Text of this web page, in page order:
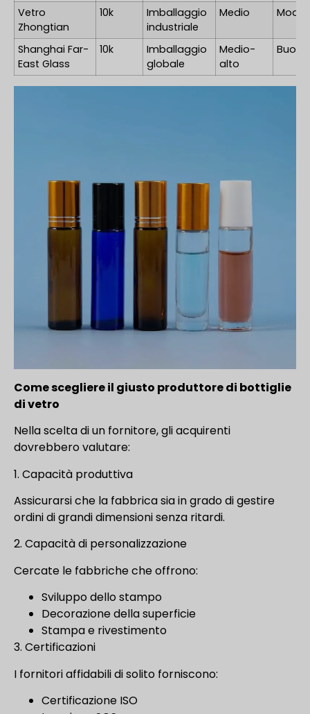
Vetro
Zhongtian
10k
Imballaggio
industriale
Medio
Shanghai Far-
East Glass
10k
Imballaggio
globale
Medio-
alto
Buono
Come scegliere il giusto produttore di bottiglie
di vetro
Nella scelta di un fornitore, gli acquirenti
dovrebbero valutare:
1. Capacità produttiva
Assicurarsi che la fabbrica sia in grado di gestire
ordini di grandi dimensioni senza ritardi.
2. Capacità di personalizzazione
Cercate le fabbriche che offrono:
Sviluppo dello stampo
Decorazione della superficie
Stampa e rivestimento
3. Certificazioni
I fornitori affidabili di solito forniscono:
Certificazione ISO